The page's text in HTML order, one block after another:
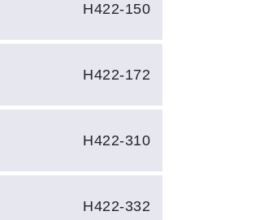
H422-150
H422-172
H422-310
H422-332